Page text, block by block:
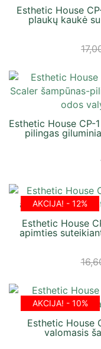
Esthetic House
plaukų kaukė
Esthetic House CP-
pilingas
AKCIJA! - 12%
Esthetic House
apimties
AKCIJA! - 10%
Esthetic House
valomasis